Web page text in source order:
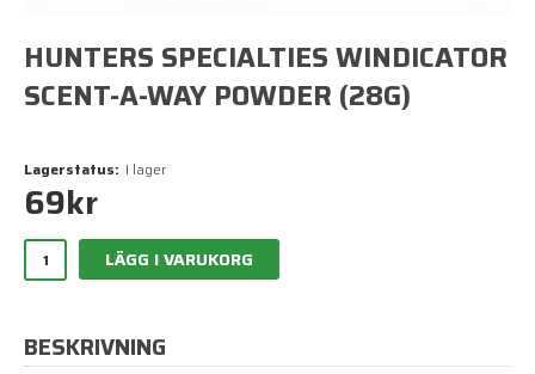
HUNTERS SPECIALTIES WINDICATOR
SCENT-A-WAY POWDER (28G)
Lagerstatus: I lager
69kr
LÄGG I VARUKORG
BESKRIVNING